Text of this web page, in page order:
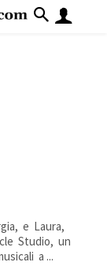
e Laura,
Studio, un
a ...